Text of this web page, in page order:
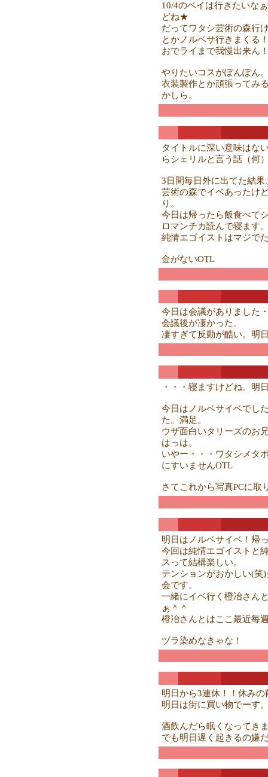
10/4のベイは行きたいな
どね★
だってワタシ芸術の森行
とかノルベサ行きまくる
おでライまで我慢出来ん
やりたいコスがぽんぽん
衣装製作とか頑張ってみ
かしら。
タイトルに深い意味はな
らシェリルと言う話（何
3日間毎日外に出てた結
芸術の森でイベあったけ
り。
今日は帰ったら飯食べて
ロマンチカ読んで寝ます
純情エゴイストはマジで
金がないOTL
今日は会議がありました
会議後が凄かった。
凄すぎて反動が酷い。明
・・・寝ますけどね。明
今日はノルベサイベでし
た。満足。
ウザ面白いタリーズのお
はっは。
いやー・・・ワタシメタ
にすいませんOTL
さてこれから写真PCに取
明日はノルベサイベ！帰
今回は純情エゴイストと
スって結構楽しい。
テンションがおかしい(笑
会です。
一緒にイベ行く橙冶さん
ぁ＾＾
橙冶さんとはここ最近毎
ヅラ染めなきゃな！
明日から3連休！！休み
明日は街に買い物でーす
酒飲んだら眠くなってき
でも明日遅く起きるの嫌